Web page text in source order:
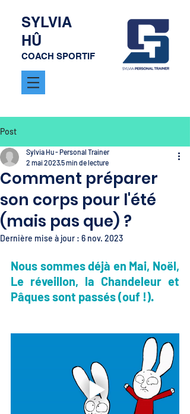
SYLVIA
HÛ
COACH SPORTIF
Post
Comment préparer
son corps pour l'été
(mais pas que) ?
Sylvia Hu - Personal Trainer
2 mai 20235 min de lecture
Dernière mise à jour : 6 nov. 2023
Nous sommes déjà en Mai, Noël,
Le réveillon, la Chandeleur et
Pâques sont passés (ouf !).